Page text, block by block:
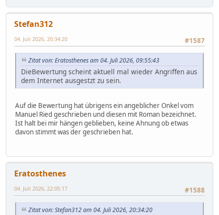
Stefan312
#1587
04. Juli 2026, 20:34:20
Zitat von: Eratosthenes am 04. Juli 2026, 09:55:43
DieBewertung scheint aktuell mal wieder Angriffen aus
dem Internet ausgestzt zu sein.
Auf die Bewertung hat übrigens ein angeblicher Onkel vom
Manuel Ried geschrieben und diesen mit Roman bezeichnet.
Ist halt bei mir hängen geblieben, keine Ahnung ob etwas
davon stimmt was der geschrieben hat.
Eratosthenes
#1588
04. Juli 2026, 22:05:17
Zitat von: Stefan312 am 04. Juli 2026, 20:34:20